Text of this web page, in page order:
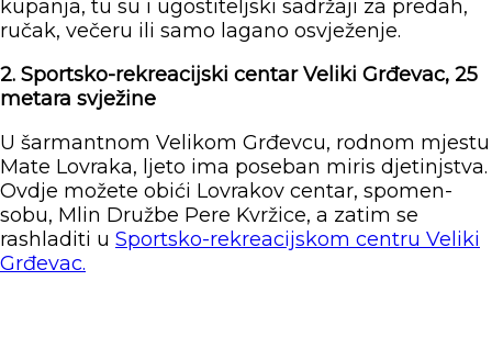
kupanja, tu su i ugostiteljski sadržaji za predah,
ručak, večeru ili samo lagano osvježenje.
2. Sportsko-rekreacijski centar Veliki Grđevac, 25
metara svježine
U šarmantnom Velikom Grđevcu, rodnom mjestu
Mate Lovraka, ljeto ima poseban miris djetinjstva.
Ovdje možete obići Lovrakov centar, spomen-
sobu, Mlin Družbe Pere Kvržice, a zatim se
rashladiti u Sportsko-rekreacijskom centru Veliki
Grđevac.